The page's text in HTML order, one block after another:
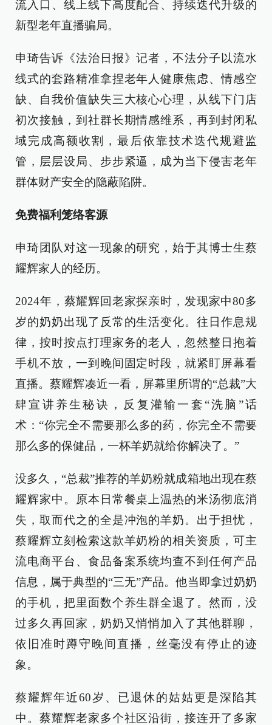
流入口、线上线下高度配合、持续迭代升级的
新型老年直播骗局。
申琦告诉《法治日报》记者，不法分子以流水
线式的套路精准拿捏老年人健康焦虑、情感空
缺、自我价值缺失三大核心心理，从线下门店
初次接触，到社群长期情感维系，再到封闭私
域完成高额收割，最后依靠技术迭代规避监
管，层层设局、步步紧逼，成为当下侵害老年
群体财产安全的隐蔽陷阱。
免费福利笼络客源
申琦团队对这一现象的研究，始于其博士生蔡
耀辉家人的经历。
2024年，蔡耀辉回老家探亲时，发现家中80多
岁的奶奶出现了反常的生活变化。往日作息规
律，按时按点打理家务的老人，忽然整日抱着
手机不放，一到晚间固定时段，就紧盯屏幕看
直播。蔡耀辉凑近一看，屏幕里所谓的“总裁”大
肆宣讲养生秘诀，反复灌输一套“洗脑”话
术：“你完全不需要那么多的药，你完全不需要
那么多的保健品，一杯羊奶就给你解决了。”
没多久，“总裁”推荐的羊奶粉就成箱地出现在蔡
耀辉家中。原本日常餐桌上温热的米汤彻底消
失，取而代之的全是冲泡的羊奶。出于担忧，
蔡耀辉立刻检索这款羊奶粉的相关资质，可主
流电商平台、食品备案系统均查不到任何产品
信息，属于典型的“三无”产品。他当即拿过奶奶
的手机，把里面数个养生群全退了。然而，没
过多久再回家，奶奶又悄悄加入了其他群聊，
依旧准时蹲守晚间直播，丝毫没有停止的迹
象。
蔡耀辉年近60岁、已退休的姑姑更是深陷其
中。蔡耀辉老家多个社区沿街，接连开了多家